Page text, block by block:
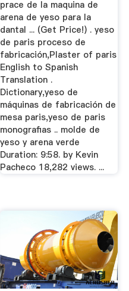
prace de la maquina de
arena de yeso para la
dantal ... (Get Price!) . yeso
de paris proceso de
fabricación,Plaster of paris
English to Spanish
Translation .
Dictionary,yeso de
máquinas de fabricación de
mesa paris,yeso de paris
monografias .. molde de
yeso y arena verde
Duration: 9:58. by Kevin
Pacheco 18,282 views. ...